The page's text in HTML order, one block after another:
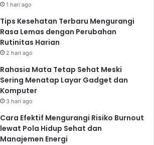
1 hari ago
Tips Kesehatan Terbaru Mengurangi
Rasa Lemas dengan Perubahan
Rutinitas Harian
2 hari ago
Rahasia Mata Tetap Sehat Meski
Sering Menatap Layar Gadget dan
Komputer
3 hari ago
Cara Efektif Mengurangi Risiko Burnout
lewat Pola Hidup Sehat dan
Manajemen Energi